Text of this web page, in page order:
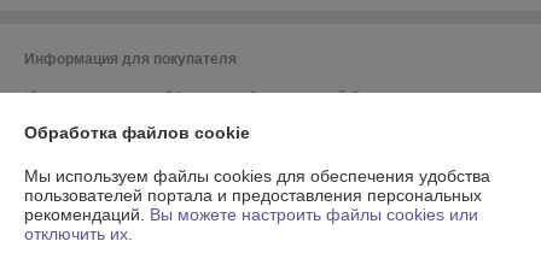
Информация для покупателя
Юридическое лицо:Общество с Ограниченной Ответственностью
Республика Беларусь, 220055, г. Минск, ул. Каменногорская, д. 47, пом.
Регистрационный номер ЕГР: 194002114
УНП: 194002114
Обработка файлов cookie
Мы используем файлы cookies для обеспечения удобства
пользователей портала и предоставления персональных
рекомендаций. Вы можете настроить файлы cookies или
отключить их.